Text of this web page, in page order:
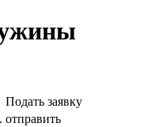
Подать заявку
отправить